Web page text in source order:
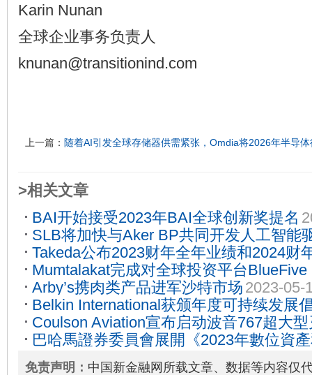
Karin Nunan
全球企业事务负责人
knunan@transitionind.com
上一篇： 随着AI引发全球存储器供需紧张，Omdia将2026年半导
>相关文章
BAI开始接受2023年BAI全球创新奖提名
SLB将加快与Aker BP共同开发人工智能
2024-07-24
Takeda公布2023财年全年业绩和2024财
研发管线开发和提高核心营业利润率的承
Mumtalakat完成对全球投资平台
2025-08-05
Arby’s携肉类产品进军沙特市场 2023-05-
Belkin International获颁年度可持续发展
Coulson Aviation宣布启动波音767超大
12-23
巴哈馬證券委員會展開《2023年數位資
案》意見徵詢期2023-05-01
免责声明： 中国新金融网所载文章、数据等内容仅